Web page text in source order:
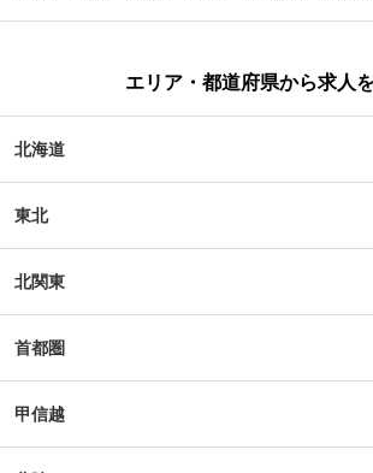
エリア・都道府県から求人
北海道
東北
北関東
首都圏
甲信越